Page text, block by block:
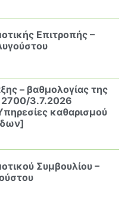
Επιτροπής –
– βαθμολογίας της
3.7.2026
καθαρισμού
Συμβουλίου –